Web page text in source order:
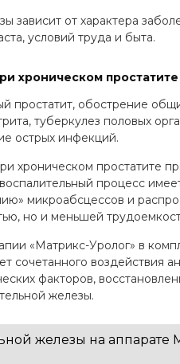
от характера
условий труда и быта.
хроническом простатите
простатит, обострение
туберкулез половых
острых инфекций.
хроническом простатите
процесс
микроабсцессов и
но и меньшей
«Матрикс-Уролог» в
сочетанного воздействия
факторов,
железы.
железы на аппарате